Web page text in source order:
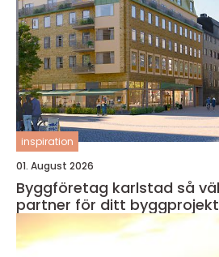
inspiration
01. August 2026
Byggföretag karlstad så väljer du rätt
partner för ditt byggprojekt